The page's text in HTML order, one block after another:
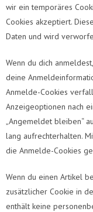
wir ein temporäres
Cookies akzeptiert.
Daten und wird
Wenn du dich
deine
Anmelde-Cookies
Anzeigeoptionen nach
„Angemeldet bleiben“
lang aufrechterhalten.
die Anmelde-Cookies
Wenn du einen Artikel
zusätzlicher Cookie in
enthält keine